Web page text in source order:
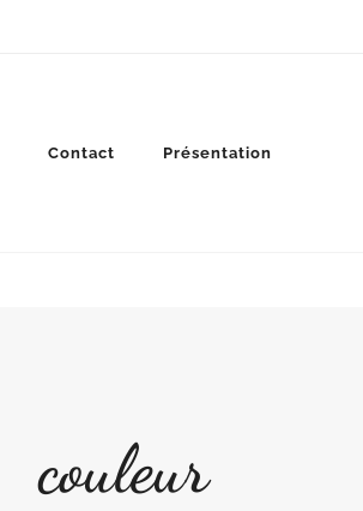
Contact Présentation
couleur